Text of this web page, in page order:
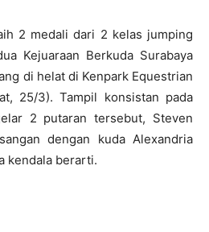
2 medali dari 2 kelas jumping
Kejuaraan Berkuda Surabaya
di helat di Kenpark Equestrian
25/3). Tampil konsistan pada
2 putaran tersebut, Steven
dengan kuda Alexandria
kendala berarti.